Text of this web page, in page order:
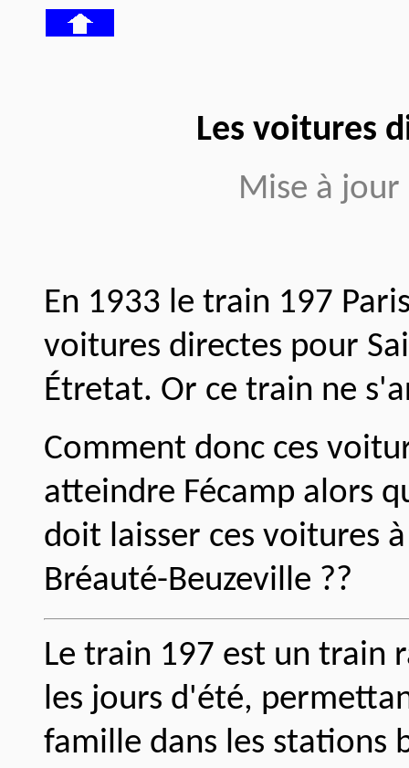
Les voitures
Mise à
En 1933 le train 197
voitures directes pour
Étretat. Or ce train ne
Comment donc ces
atteindre Fécamp alors
doit laisser ces voitures
Bréauté-Beuzeville ??
Le train 197 est un train
les jours d'été,
famille dans les stations